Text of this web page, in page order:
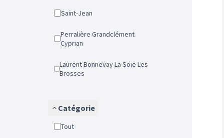
Saint-Jean
Perralière Grandclément
Cyprian
Laurent Bonnevay La Soie Les
Brosses
Catégorie
Tout